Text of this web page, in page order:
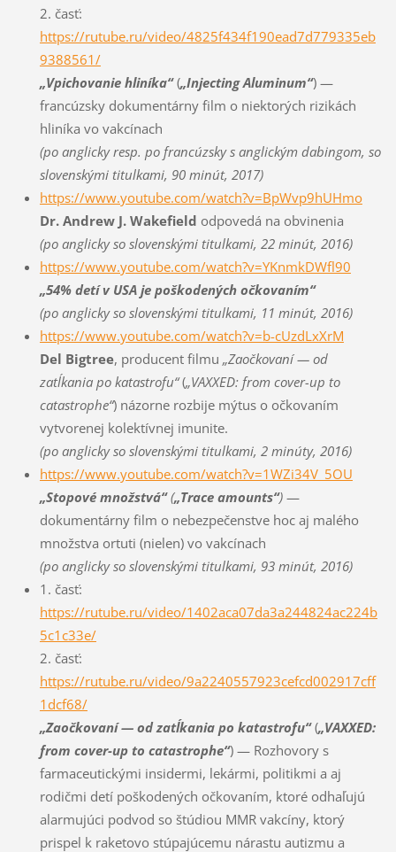
2. časť:
https://rutube.ru/video/4825f434f190ead7d779335eb
9388561/
„Vpichovanie hliníka“(„Injecting Aluminum“) —
francúzsky dokumentárny film o niektorých rizikách
hliníka vo vakcínach
(po anglicky resp. po francúzsky s anglickým dabingom, so
slovenskými titulkami, 90 minút, 2017)
https://www.youtube.com/watch?v=BpWvp9hUHmo
Dr. Andrew J. Wakefield odpovedá na obvinenia
(po anglicky so slovenskými titulkami, 22 minút, 2016)
https://www.youtube.com/watch?v=YKnmkDWfl90
„54% detí v USA je poškodených očkovaním“
(po anglicky so slovenskými titulkami, 11 minút, 2016)
https://www.youtube.com/watch?v=b-cUzdLxXrM
Del Bigtree, producent filmu „Zaočkovaní — od
zatĺkania po katastrofu“(„VAXXED: from cover-up to
catastrophe“) názorne rozbije mýtus o očkovaním
vytvorenej kolektívnej imunite.
(po anglicky so slovenskými titulkami, 2 minúty, 2016)
https://www.youtube.com/watch?v=1WZi34V_5OU
„Stopové množstvá“(„Trace amounts“)—
dokumentárny film o nebezpečenstve hoc aj malého
množstva ortuti (nielen) vo vakcínach
(po anglicky so slovenskými titulkami, 93 minút, 2016)
1. časť:
https://rutube.ru/video/1402aca07da3a244824ac224b
5c1c33e/
2. časť:
https://rutube.ru/video/9a2240557923cefcd002917cff
1dcf68/
„Zaočkovaní — od zatĺkania po katastrofu“(„VAXXED:
from cover-up to catastrophe“) — Rozhovory s
farmaceutickými insidermi, lekármi, politikmi a aj
rodičmi detí poškodených očkovaním, ktoré odhaľujú
alarmujúci podvod so štúdiou MMR vakcíny, ktorý
prispel k raketovo stúpajúcemu nárastu autizmu a